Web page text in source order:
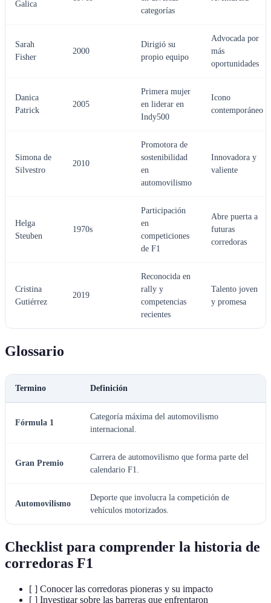
Galica
categorías
Sarah
Fisher
2000
Dirigió su
propio equipo
Advocada por
más
oportunidades
Danica
Patrick
2005
Primera mujer
en liderar en
Indy500
Icono
contemporáneo
Simona de
Silvestro
2010
Promotora de
sostenibilidad
en
automovilismo
Innovadora y
valiente
Helga
Steuben
1970s
Participación
en
competiciones
de F1
Abre puerta a
futuras
corredoras
Cristina
Gutiérrez
2019
Reconocida en
rally y
competencias
recientes
Talento joven
y promesa
Glossario
Termino Definición
Fórmula 1
Categoría máxima del automovilismo
internacional.
Gran Premio
Carrera de automovilismo que forma parte del
calendario F1.
Automovilismo
Deporte que involucra la competición de
vehículos motorizados.
Checklist para comprender la historia de
corredoras F1
[ ] Conocer las corredoras pioneras y su impacto
[ ] Investigar sobre las barreras que enfrentaron